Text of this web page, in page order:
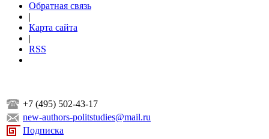
Обратная связь
|
Карта сайта
|
RSS
+7 (495) 502-43-17
new-authors-politstudies@mail.ru
Подписка